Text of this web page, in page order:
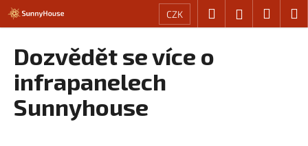
Přejít
na
obsah
CZK HledatPřihlášení
Dozvědět se více o
infrapanelech
Sunnyhouse
K
o
C
o
p